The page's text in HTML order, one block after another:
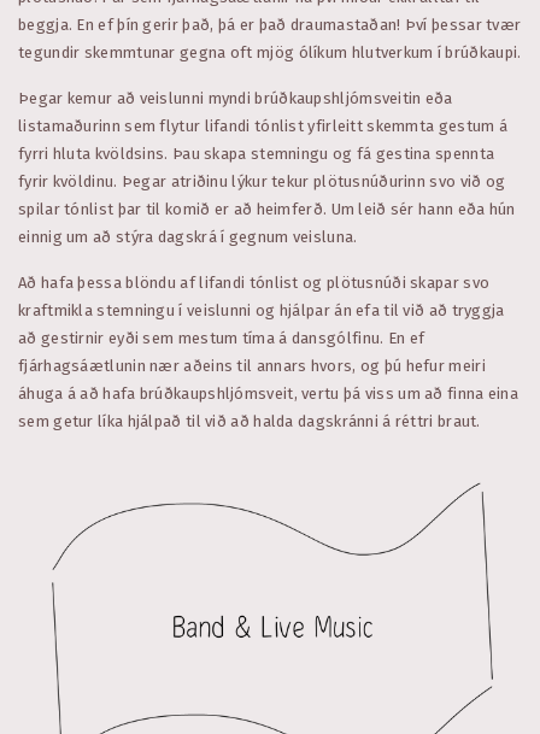
beggja. En ef þín gerir það, þá er það draumastaðan! Því þessar tvær
tegundir skemmtunar gegna oft mjög ólíkum hlutverkum í brúðkaupi.
Þegar kemur að veislunni myndi brúðkaupshljómsveitin eða
listamaðurinn sem flytur lifandi tónlist yfirleitt skemmta gestum á
fyrri hluta kvöldsins. Þau skapa stemningu og fá gestina spennta
fyrir kvöldinu. Þegar atriðinu lýkur tekur plötusnúðurinn svo við og
spilar tónlist þar til komið er að heimferð. Um leið sér hann eða hún
einnig um að stýra dagskrá í gegnum veisluna.
Að hafa þessa blöndu af lifandi tónlist og plötusnúði skapar svo
kraftmikla stemningu í veislunni og hjálpar án efa til við að tryggja
að gestirnir eyði sem mestum tíma á dansgólfinu. En ef
fjárhagsáætlunin nær aðeins til annars hvors, og þú hefur meiri
áhuga á að hafa brúðkaupshljómsveit, vertu þá viss um að finna eina
sem getur líka hjálpað til við að halda dagskránni á réttri braut.